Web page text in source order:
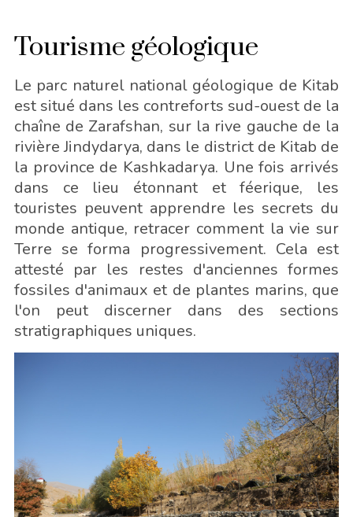
Tourisme géologique
Le parc naturel national géologique de Kitab
est situé dans les contreforts sud-ouest de la
chaîne de Zarafshan, sur la rive gauche de la
rivière Jindydarya, dans le district de Kitab de
la province de Kashkadarya. Une fois arrivés
dans ce lieu étonnant et féerique, les
touristes peuvent apprendre les secrets du
monde antique, retracer comment la vie sur
Terre se forma progressivement. Cela est
attesté par les restes d'anciennes formes
fossiles d'animaux et de plantes marins, que
l'on peut discerner dans des sections
stratigraphiques uniques.